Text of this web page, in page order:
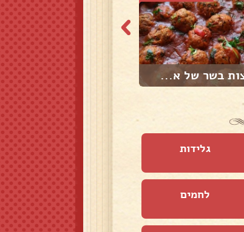
בשר של א...
גלידות
לחמים